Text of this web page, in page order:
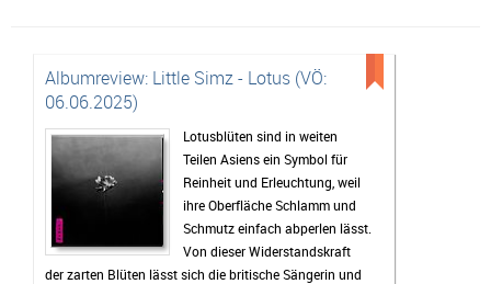
Albumreview: Little Simz - Lotus (VÖ:
06.06.2025)
Lotusblüten sind in weiten
Teilen Asiens ein Symbol für
Reinheit und Erleuchtung, weil
ihre Oberfläche Schlamm und
Schmutz einfach abperlen lässt.
Von dieser Widerstandskraft
der zarten Blüten lässt sich die britische Sängerin und